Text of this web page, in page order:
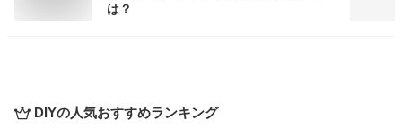
は？
DIYの人気おすすめランキング